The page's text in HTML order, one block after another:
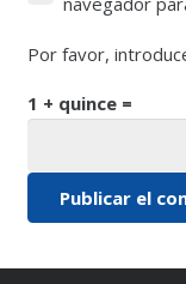
Por favor,
1 + quince =
Publicar el